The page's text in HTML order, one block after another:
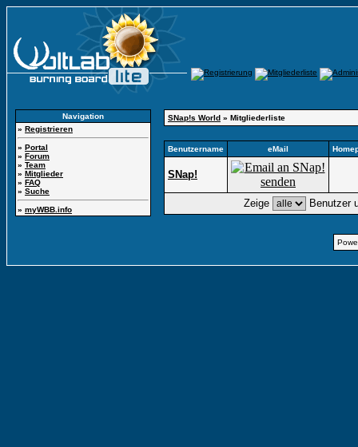
Navigation
» Registrieren
» Portal
» Forum
» Team
» Mitglieder
» FAQ
» Suche
» myWBB.info
SNap!s World » Mitgliederliste
Benutzername eMail
SNap!
Zeige Benutzer